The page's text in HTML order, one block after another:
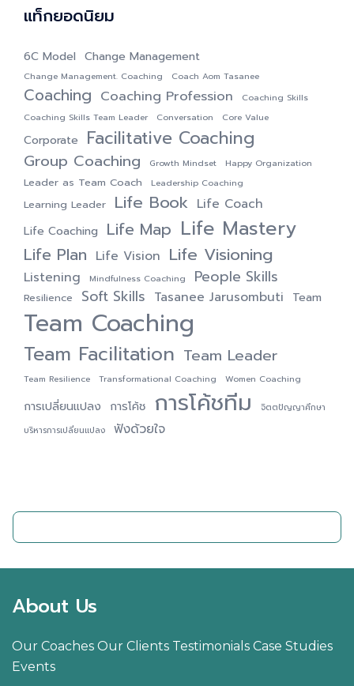
แท็กยอดนิยม
6C Model Change Management
Change Management. Coaching Coach Aom Tasanee
Coaching Coaching Profession
Coaching Skills
Coaching Skills Team Leader
Conversation Core Value
Corporate Facilitative Coaching
Group Coaching Growth Mindset Happy Organization
Leader as Team Coach Leadership Coaching
Learning Leader Life Book Life Coach
Life Coaching Life Map Life Mastery
Life Plan Life Vision Life Visioning
Listening Mindfulness Coaching People Skills
Resilience Soft Skills Tasanee Jarusombuti Team
Team Coaching
Team Facilitation Team Leader
Team Resilience Transformational Coaching Women Coaching
การเปลี่ยนแปลง การโค้ช การโค้ชทีม
จิตตปัญญาศึกษา
บริหารการเปลี่ยนแปลง
ฟังด้วยใจ
About Us
Our Coaches Our Clients Testimonials Case Studies
Events